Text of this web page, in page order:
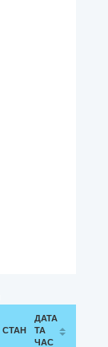
СТАН
ДАТА
ТА
ЧАС